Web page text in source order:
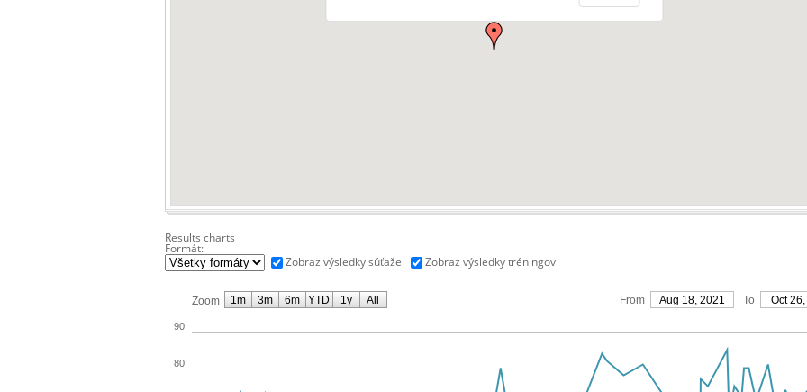
Results charts
Formát:
Zobraz výsledky súťaže
Zobraz výsledky tréningov
Zoom From Aug 18, 2021 To Oct
80
90
1m 3m 6m YTD 1y All